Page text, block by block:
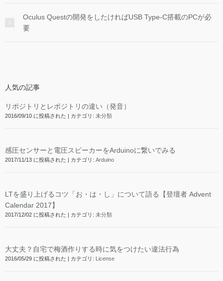
Oculus Questの開発をしたければUSB Type-C搭載のPCが必
要
人気の記事
リポジトリとレポジトリの違い（発音）
2016/09/10 に投稿された カテゴリ: 未分類
感圧センサーと電圧スピーカーをArduinoに繋いでみる
2017/11/13 に投稿された カテゴリ: Arduino
LTを盛り上げるコツ「お・は・し」について語る【登壇者 Advent
Calendar 2017】
2017/12/02 に投稿された カテゴリ: 未分類
大丈夫？自宅で梅酒作りする時に気をつけたい違法行為
2016/05/29 に投稿された カテゴリ: License